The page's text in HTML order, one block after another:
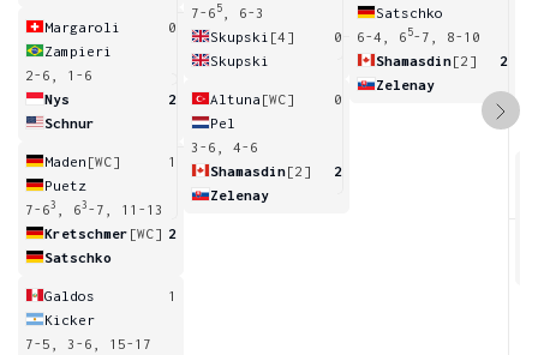
Margaroli
0
Zampieri
2-6, 1-6
Nys
2
Schnur
Maden [WC]
1
Puetz
7-63 , 63 -7, 11-13
Kretschmer [WC] 2
Satschko
Galdos
1
Kicker
7-5, 3-6, 15-17
7-6 5
, 6-3
Skupski [4]
0
Skupski
Altuna [WC]
0
Pel
3-6, 4-6
Shamasdin[2]
2
Zelenay
Satschko
6-4, 6 5-7, 8-10
Shamasdin[2]
2
Zelenay